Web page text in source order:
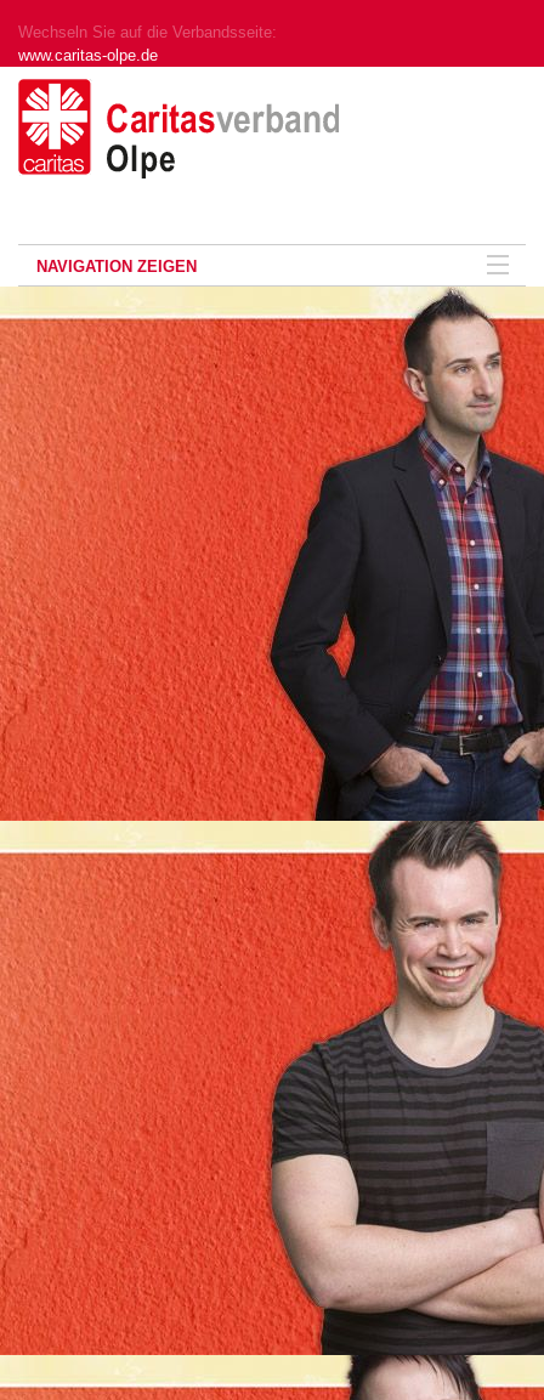
Wechseln Sie auf die Verbandsseite:
www.caritas-olpe.de
NAVIGATION ZEIGEN